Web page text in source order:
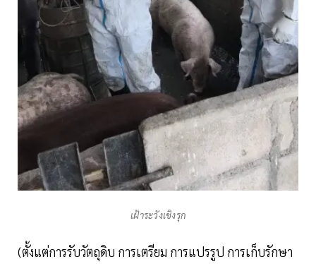
เฝ้าระวังเชิงรุก
(ตั้งแต่การรับวัตถุดิบ การเตรียม การแปรรูป การเก็บรักษา